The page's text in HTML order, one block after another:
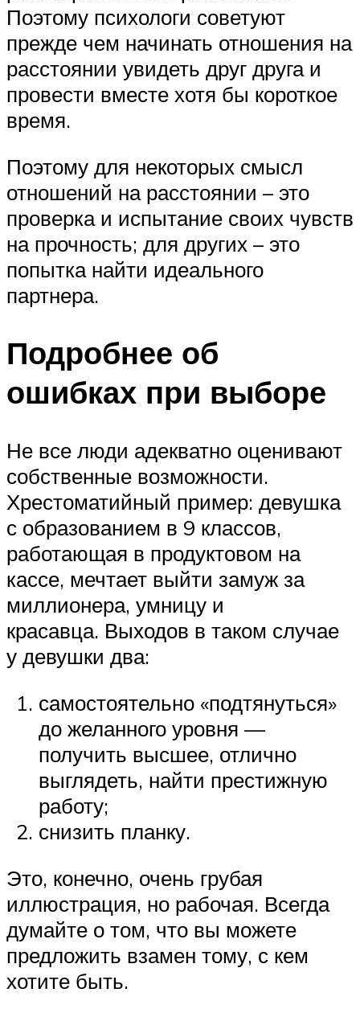
Поэтому психологи советуют
прежде чем начинать отношения на
расстоянии увидеть друг друга и
провести вместе хотя бы короткое
время.
Поэтому для некоторых смысл
отношений на расстоянии – это
проверка и испытание своих чувств
на прочность; для других – это
попытка найти идеального
партнера.
Подробнее об
ошибках при выборе
Не все люди адекватно оценивают
собственные возможности.
Хрестоматийный пример: девушка
с образованием в 9 классов,
работающая в продуктовом на
кассе, мечтает выйти замуж за
миллионера, умницу и
красавца. Выходов в таком случае
у девушки два:
самостоятельно «подтянуться»
до желанного уровня —
получить высшее, отлично
выглядеть, найти престижную
работу;
снизить планку.
Это, конечно, очень грубая
иллюстрация, но рабочая. Всегда
думайте о том, что вы можете
предложить взамен тому, с кем
хотите быть.